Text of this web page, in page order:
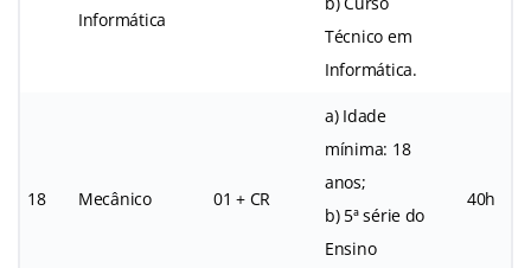
Informática
Técnico em
Informática.
18 Mecânico 01 + CR
a) Idade
mínima: 18
anos;
b) 5ª série do
Ensino
40h